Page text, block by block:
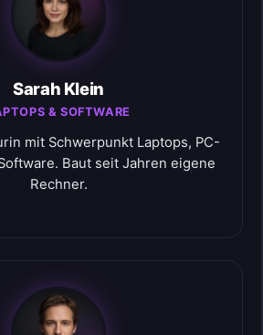
Sarah Klein
& SOFTWARE
mit Schwerpunkt Laptops, PC-
Baut seit Jahren eigene
Rechner.